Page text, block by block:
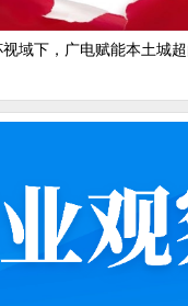
视域下，广电赋能本土城